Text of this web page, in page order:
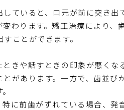
ていると、口元が前に突き出
わります。矯正治療により、
ことができます。
きや話すときの印象が悪くな
があります。一方で、歯並び
に前歯がずれている場合、発